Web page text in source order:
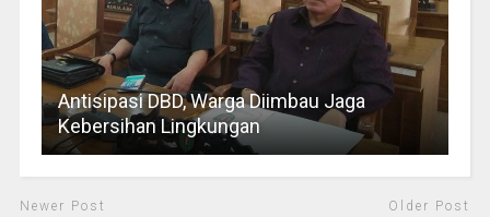
Antisipasi DBD, Warga Diimbau Jaga
Kebersihan Lingkungan
Newer Post Older Post